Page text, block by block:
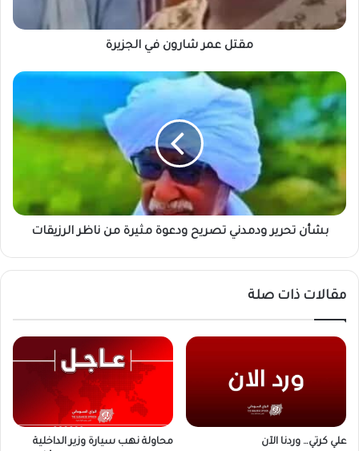
مقتل عمر شارون في الجزيرة
بشأن
تحرير
ودمدني
تصريح
ودعوة
مثيرة
من
ناظر
الرزيقات
بشأن تحرير ودمدني تصريح ودعوة مثيرة من ناظر الرزيقات
مقالات ذات صلة
علي كرتي… وردنا الآن محاولة نهب سيارة وزير الداخلية